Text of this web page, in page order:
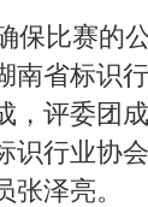
比赛的
南省标识
，评委团
识行业协
张泽亮。